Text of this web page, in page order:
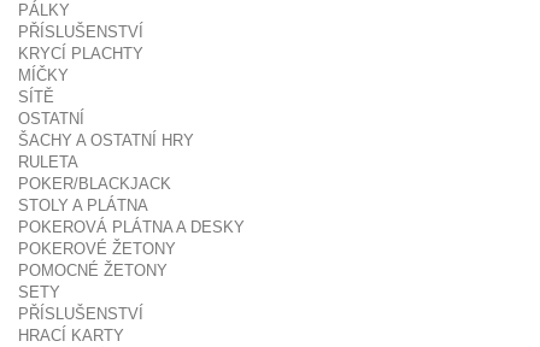
PÁLKY
PŘÍSLUŠENSTVÍ
KRYCÍ PLACHTY
MÍČKY
SÍTĚ
OSTATNÍ
ŠACHY A OSTATNÍ HRY
RULETA
POKER/BLACKJACK
STOLY A PLÁTNA
POKEROVÁ PLÁTNA A DESKY
POKEROVÉ ŽETONY
POMOCNÉ ŽETONY
SETY
PŘÍSLUŠENSTVÍ
HRACÍ KARTY